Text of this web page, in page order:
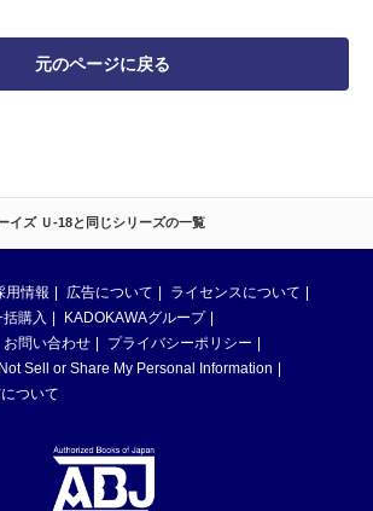
イズ Ｕ-18と同じシリーズの一覧
元のページに戻る
用情報 広告について
ライセンスについて
購入
KADOKAWAグループ
お問い合わせ
プライバシーポリシー
Sell or Share My Personal Information
ついて